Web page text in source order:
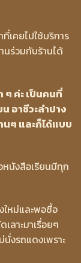
เคยไปใช้บริการ
นร่วมกับร้านได้
ค่ะ เป็นคนที่
อาชีวะลำปาง
นๆ และก็ได้แบบ
หนังสือเรียนมีทุก
ใหม่และพอซื้อ
ลาะมาเรื่อยๆ
งรถแดงเพราะ